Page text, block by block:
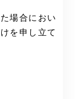
場合におい
を申し立て